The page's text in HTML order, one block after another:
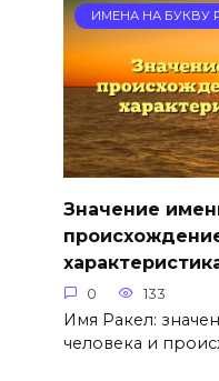
ИМЕНА НА БУКВУ
Значение
0 133
Имя Ракел:
человека и